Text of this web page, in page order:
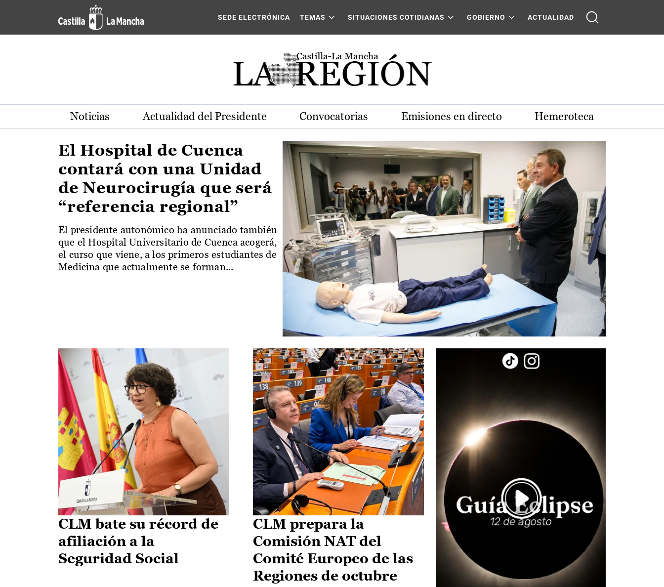
Pasar al contenido principal
Actualidad de la región de Castilla-La Mancha
SEDE ELECTRÓNICA TEMAS SITUACIONES COTIDIANAS GOBIERNO ACTUALIDAD
Noticias Actualidad del Presidente Convocatorias Emisiones en directo Hemeroteca
El Hospital de Cuenca
contará con una Unidad
de Neurocirugía que será
“referencia regional”
El presidente autonómico ha anunciado también
que el Hospital Universitario de Cuenca acogerá,
el curso que viene, a los primeros estudiantes de
Medicina que actualmente se forman...
CLM bate su récord de
afiliación a la
Seguridad Social
CLM prepara la
Comisión NAT del
Comité Europeo de las
Regiones de octubre